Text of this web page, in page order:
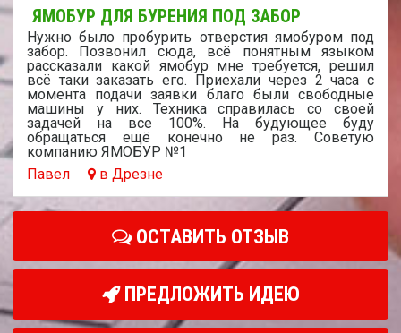
ЯМОБУР ДЛЯ БУРЕНИЯ ПОД ЗАБОР
Нужно было пробурить отверстия ямобуром под
забор. Позвонил сюда, всё понятным языком
рассказали какой ямобур мне требуется, решил
всё таки заказать его. Приехали через 2 часа с
момента подачи заявки благо были свободные
машины у них. Техника справилась со своей
задачей на все 100%. На будующее буду
обращаться ещё конечно не раз. Советую
компанию ЯМОБУР №1
Павел
в Дрезне
ОСТАВИТЬ ОТЗЫВ
ПРЕДЛОЖИТЬ ИДЕЮ